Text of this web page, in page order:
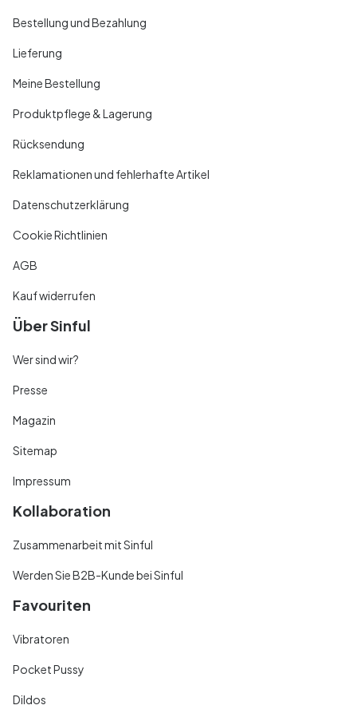
Bestellung und Bezahlung
Lieferung
Meine Bestellung
Produktpflege & Lagerung
Rücksendung
Reklamationen und fehlerhafte Artikel
Datenschutzerklärung
Cookie Richtlinien
AGB
Kauf widerrufen
Über Sinful
Wer sind wir?
Presse
Magazin
Sitemap
Impressum
Kollaboration
Zusammenarbeit mit Sinful
Werden Sie B2B-Kunde bei Sinful
Favouriten
Vibratoren
Pocket Pussy
Dildos